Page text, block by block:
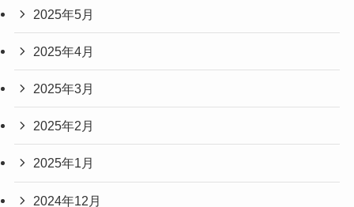
2025年5月
2025年4月
2025年3月
2025年2月
2025年1月
2024年12月